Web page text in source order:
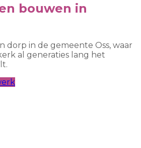
bouwen in
dorp in de gemeente Oss, waar
al generaties lang het